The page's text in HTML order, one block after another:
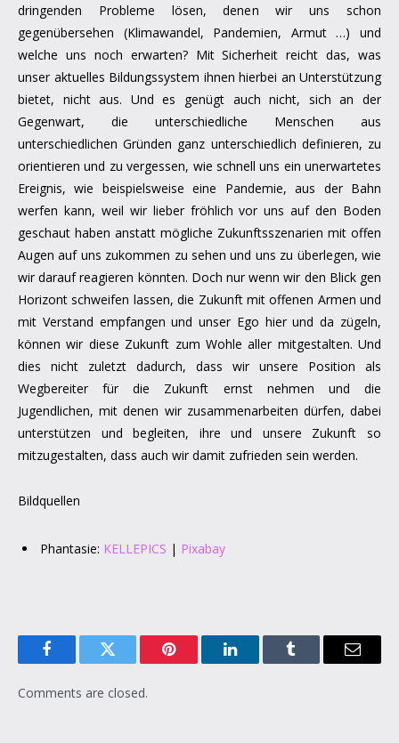
dringenden Probleme lösen, denen wir uns schon
gegenübersehen (Klimawandel, Pandemien, Armut …) und
welche uns noch erwarten? Mit Sicherheit reicht das, was
unser aktuelles Bildungssystem ihnen hierbei an Unterstützung
bietet, nicht aus. Und es genügt auch nicht, sich an der
Gegenwart, die unterschiedliche Menschen aus
unterschiedlichen Gründen ganz unterschiedlich definieren, zu
orientieren und zu vergessen, wie schnell uns ein unerwartetes
Ereignis, wie beispielsweise eine Pandemie, aus der Bahn
werfen kann, weil wir lieber fröhlich vor uns auf den Boden
geschaut haben anstatt mögliche Zukunftsszenarien mit offen
Augen auf uns zukommen zu sehen und uns zu überlegen, wie
wir darauf reagieren könnten. Doch nur wenn wir den Blick gen
Horizont schweifen lassen, die Zukunft mit offenen Armen und
mit Verstand empfangen und unser Ego hier und da zügeln,
können wir diese Zukunft zum Wohle aller mitgestalten. Und
dies nicht zuletzt dadurch, dass wir unsere Position als
Wegbereiter für die Zukunft ernst nehmen und die
Jugendlichen, mit denen wir zusammenarbeiten dürfen, dabei
unterstützen und begleiten, ihre und unsere Zukunft so
mitzugestalten, dass auch wir damit zufrieden sein werden.
Bildquellen
Phantasie: KELLEPICS | Pixabay
FacebookTwitter Pinterest LinkedInTumblr Email
Comments are closed.